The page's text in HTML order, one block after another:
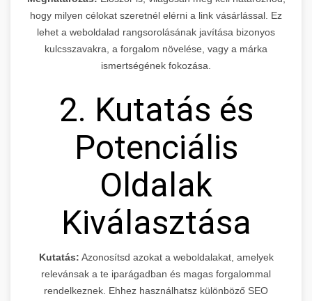
hogy milyen célokat szeretnél elérni a link vásárlással. Ez
lehet a weboldalad rangsorolásának javítása bizonyos
kulcsszavakra, a forgalom növelése, vagy a márka
ismertségének fokozása.
2. Kutatás és
Potenciális
Oldalak
Kiválasztása
Kutatás: Azonosítsd azokat a weboldalakat, amelyek
relevánsak a te iparágadban és magas forgalommal
rendelkeznek. Ehhez használhatsz különböző SEO